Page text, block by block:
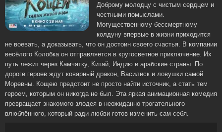
Доброму молодцу с чистым сердцем и
честными помыслами.
Могущественному бессмертному
колдуну впервые в жизни приходится
не воевать, а доказывать, что он достоин своего счастья. В компании
весёлого Колобка он отправляется в кругосветное приключение. Их
путь лежит через Камчатку, Китай, Индию и арабские страны. По
дороге героев ждут коварный дракон, Василиск и ловушки самой
Моревны. Кощею предстоит не просто найти источник, а стать тем
героем, которым он никогда не был. Эта яркая анимационная комедия
превращает знакомого злодея в неожиданно трогательного
влюблённого, который ради любви готов изменить сам себя.